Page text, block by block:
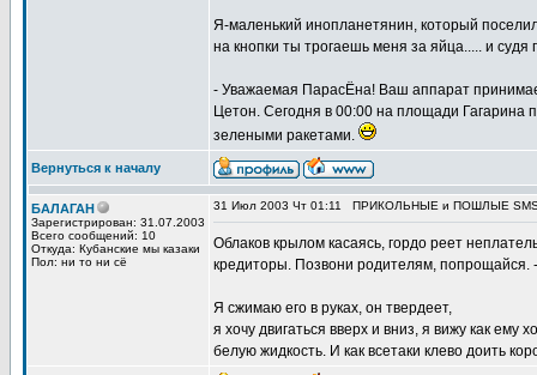
Я-маленький инопланетянин, который
на кнопки ты трогаешь меня за яйца..... и судя
- Уважаемая ПарасЁна! Ваш аппарат
Цетон. Сегодня в 00:00 на площади Гагарина
зелеными ракетами.
Вернуться к началу
БАЛАГАН
Зарегистрирован: 31.07.2003
Всего сообщений: 10
Откуда: Кубанские мы казаки
Пол: ни то ни сё
31 Июл 2003 Чт 01:11 ПРИКОЛЬНЫЕ и ПОШЛЫЕ
Облаков крылом касаясь, гордо реет
кредиторы. Позвони родителям, попрощайся.
Я сжимаю его в руках, он твердеет,
я хочу двигаться вверх и вниз, я вижу как ему
белую жидкость. И как всетаки клево доить